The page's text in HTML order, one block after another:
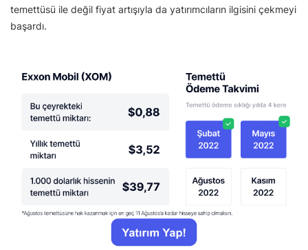
temettüsü ile değil fiyat artışıyla da yatırımcıların ilgisini çekmeyi
başardı.